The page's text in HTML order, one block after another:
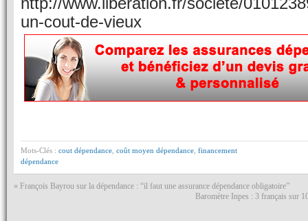
un-cout-de-vieux
Mots-Clés : cout dépendance coût moyen dépendance financement
dépendance
« François Bayrou sur la dépendance : “il faut une assurance dépendance obligatoire”
Baromètre Inpes : 3 français sur